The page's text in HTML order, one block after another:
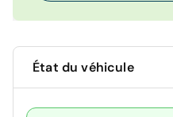
État du véhicule